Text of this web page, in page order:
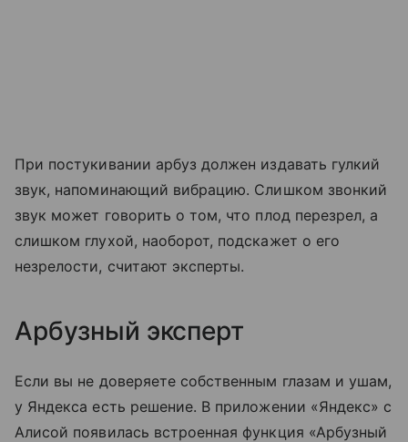
При постукивании арбуз должен издавать гулкий
звук, напоминающий вибрацию. Слишком звонкий
звук может говорить о том, что плод перезрел, а
слишком глухой, наоборот, подскажет о его
незрелости, считают эксперты.
Арбузный эксперт
Если вы не доверяете собственным глазам и ушам,
у Яндекса есть решение. В приложении «Яндекс» с
Алисой появилась встроенная функция «Арбузный